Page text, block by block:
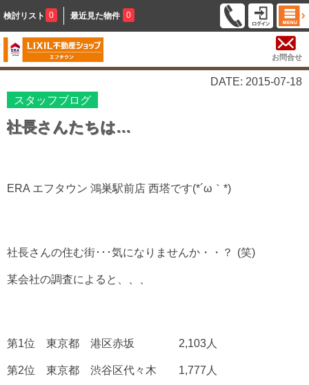
検討リスト 0 最近見た物件 0
お問合せ
DATE: 2015-07-18
スタッフブログ
社長さんたちは…
ERA エフタウン 鴻巣駅前店 西塔です(*´ω｀*)
社長さんの住む街･･･気になりませんか・・？ (笑)
某会社の調査によると、、、
第1位 東京都 港区赤坂 2,103人
第2位 東京都 渋谷区代々木 1,777人